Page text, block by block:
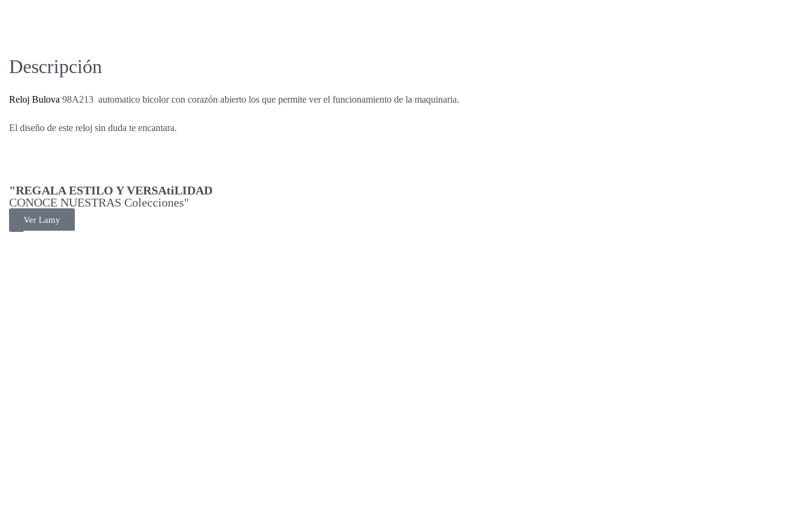
Descripción
Reloj Bulova 98A213 automatico bicolor con corazón abierto los que permite ver el funcionamiento de la maquinaria.
El diseño de este reloj sin duda te encantara.
"REGALA ESTILO Y VERSAtiLIDAD
CONOCE NUESTRAS Colecciones"
Ver Lamy